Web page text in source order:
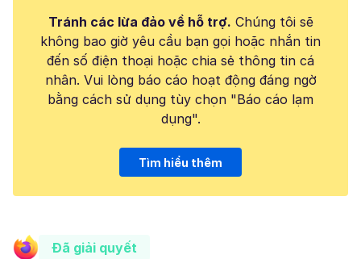
Tránh các lừa đảo về hỗ trợ. Chúng tôi sẽ
không bao giờ yêu cầu bạn gọi hoặc nhắn tin
đến số điện thoại hoặc chia sẻ thông tin cá
nhân. Vui lòng báo cáo hoạt động đáng ngờ
bằng cách sử dụng tùy chọn "Báo cáo lạm
dụng".
Tìm hiểu thêm
Đã giải quyết